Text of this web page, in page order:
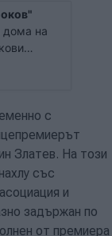
дома на
от
с
Златев. На този
със
и
задържан по
от премиера